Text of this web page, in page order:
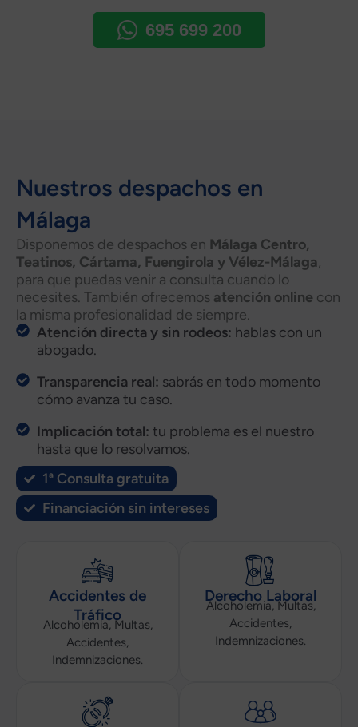
695 699 200
Nuestros despachos en
Málaga
Disponemos de despachos en Málaga Centro,
Teatinos, Cártama, Fuengirola y Vélez-Málaga,
para que puedas venir a consulta cuando lo
necesites. También ofrecemos atención online con
la misma profesionalidad de siempre.
Atención directa y sin rodeos: hablas con un
abogado.
Transparencia real: sabrás en todo momento
cómo avanza tu caso.
Implicación total: tu problema es el nuestro
hasta que lo resolvamos.
1ª Consulta gratuita
Financiación sin intereses
Accidentes de
Tráfico
Alcoholemia, Multas,
Accidentes,
Indemnizaciones.
Derecho Laboral
Alcoholemia, Multas,
Accidentes,
Indemnizaciones.